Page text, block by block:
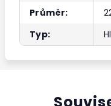
Průměr:
Typ: